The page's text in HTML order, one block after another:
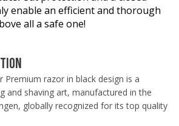
schnelle Lieferung.
5.8.2026
enable an efficient and thorough
all a safe one!
Premium razor in black design is a
and shaving art, manufactured in the
globally recognized for its top quality